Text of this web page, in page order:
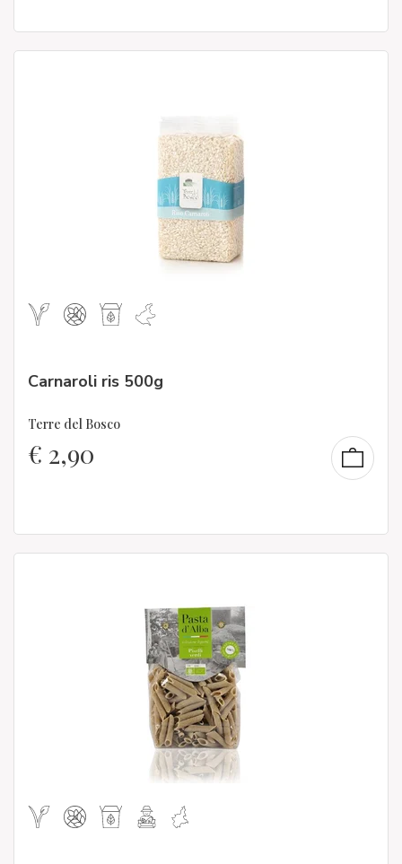
Carnaroli ris 500g
Terre del Bosco
€ 2,90